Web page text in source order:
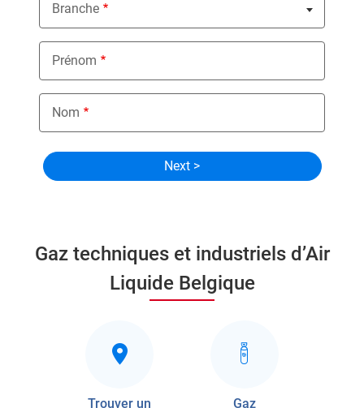
Gaz techniques et industriels d’Air
Liquide Belgique
Trouver un
Gaz
Branche
Nothing selected
Prénom
Nom